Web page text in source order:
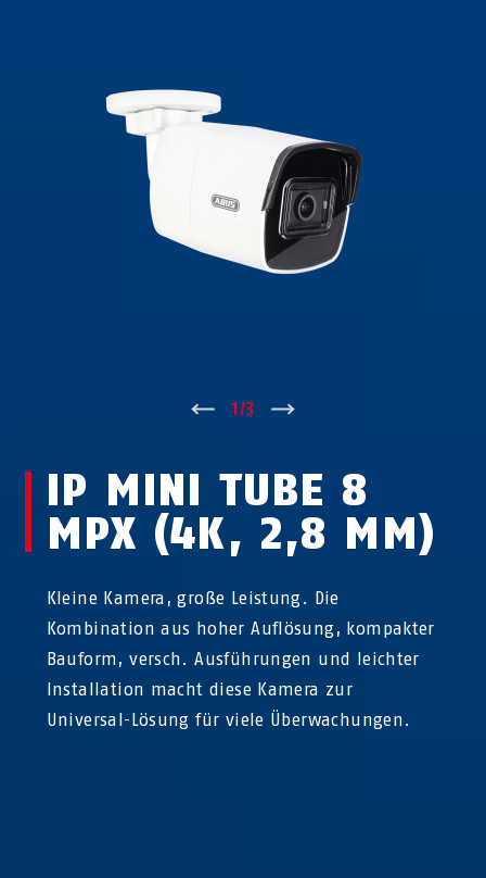
1/3
IP MINI TUBE 8
MPX (4K, 2,8 MM)
Kleine Kamera, große Leistung. Die
Kombination aus hoher Auflösung, kompakter
Bauform, versch. Ausführungen und leichter
Installation macht diese Kamera zur
Universal-Lösung für viele Überwachungen.